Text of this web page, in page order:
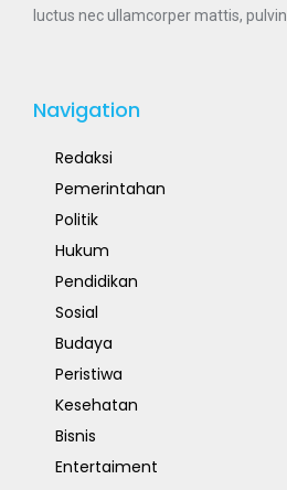
luctus nec ullamcorper mattis,
Navigation
Redaksi
Pemerintahan
Politik
Hukum
Pendidikan
Sosial
Budaya
Peristiwa
Kesehatan
Bisnis
Entertaiment